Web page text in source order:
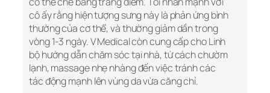
cô ấy rằng hiện tượng sưng này là phản ứng bình
thường của cơ thể, và thường giảm dần trong
vòng 1-3 ngày. V Medical còn cung cấp cho Linh
bộ hướng dẫn chăm sóc tại nhà, từ cách chườm
lạnh, massage nhẹ nhàng đến việc tránh các
tác động mạnh lên vùng da vừa căng chỉ.